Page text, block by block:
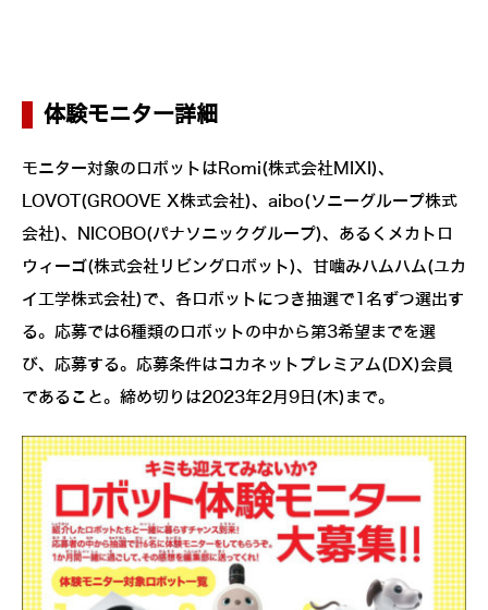
体験モニター詳細
モニター対象のロボットはRomi(株式会社MIXI)、
LOVOT(GROOVE X株式会社)、aibo(ソニーグループ株式
会社)、NICOBO(パナソニックグループ)、あるくメカトロ
ウィーゴ(株式会社リビングロボット)、甘噛みハムハム(ユカ
イ工学株式会社)で、各ロボットにつき抽選で1名ずつ選出す
る。応募では6種類のロボットの中から第3希望までを選
び、応募する。応募条件はコカネットプレミアム(DX)会員
であること。締め切りは2023年2月9日(木)まで。